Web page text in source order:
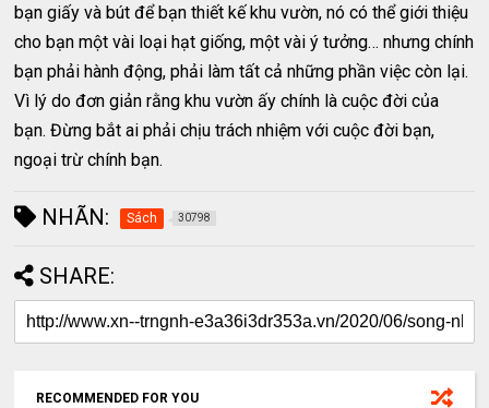
bạn giấy và bút để bạn thiết kế khu vườn, nó có thể giới thiệu
cho bạn một vài loại hạt giống, một vài ý tưởng… nhưng chính
bạn phải hành động, phải làm tất cả những phần việc còn lại.
Vì lý do đơn giản rằng khu vườn ấy chính là cuộc đời của
bạn. Đừng bắt ai phải chịu trách nhiệm với cuộc đời bạn,
ngoại trừ chính bạn.
NHÃN: Sách 30798
SHARE:
RECOMMENDED FOR YOU